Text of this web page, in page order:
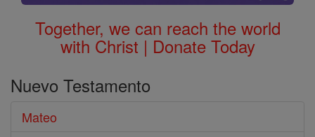
Together, we can reach the world
with Christ | Donate Today
Nuevo Testamento
Mateo